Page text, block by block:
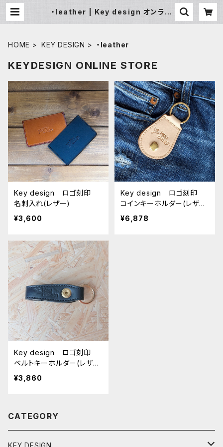
・leather | Key design オンライ
HOME KEY DESIGN ・leather
KEYDESIGN ONLINE STORE
Key design ロゴ刻印
名刺入れ(レザー)
¥3,600
Key design ロゴ刻印
コインキーホルダー(レザ
ー)
¥6,878
Key design ロゴ刻印
ベルトキーホルダー(レザ
ー)
¥3,860
CATEGORY
KEY DESIGN